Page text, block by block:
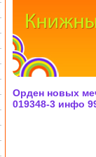
Орден новых
019348-3 инфо